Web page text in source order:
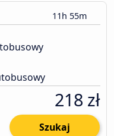
11h 55m
218 zł
Szukaj